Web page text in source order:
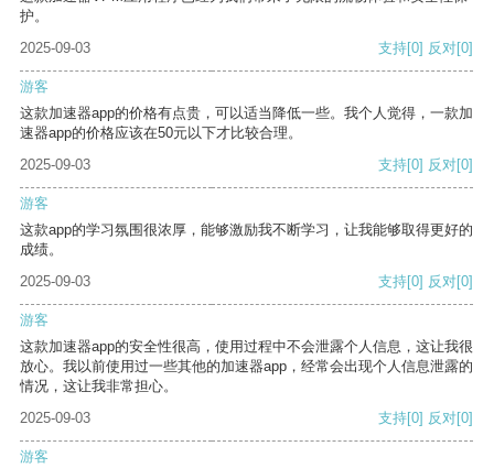
护。
2025-09-03
支持[0] 反对[0]
游客
这款加速器app的价格有点贵，可以适当降低一些。我个人觉得，一款加
速器app的价格应该在50元以下才比较合理。
2025-09-03
支持[0] 反对[0]
游客
这款app的学习氛围很浓厚，能够激励我不断学习，让我能够取得更好的
成绩。
2025-09-03
支持[0] 反对[0]
游客
这款加速器app的安全性很高，使用过程中不会泄露个人信息，这让我很
放心。我以前使用过一些其他的加速器app，经常会出现个人信息泄露的
情况，这让我非常担心。
2025-09-03
支持[0] 反对[0]
游客